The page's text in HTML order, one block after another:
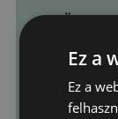
Üzenet
Ez a
Ez a